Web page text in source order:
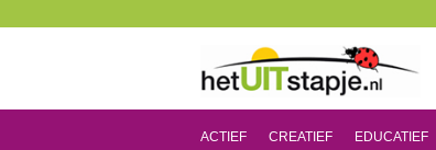
ACTIEF CREATIEF EDUCATIEF